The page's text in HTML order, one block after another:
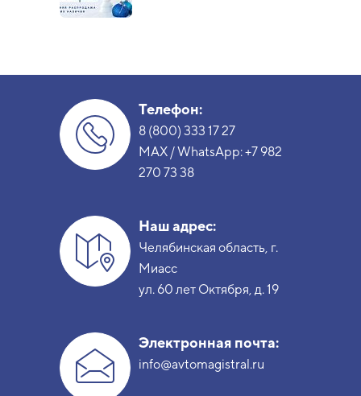
Телефон:
8 (800) 333 17 27
MAX / WhatsApp:+7 982
270 73 38
Наш адрес:
Челябинская область, г.
Миасс
ул. 60 лет Октября, д. 19
Электронная почта:
info@avtomagistral.ru